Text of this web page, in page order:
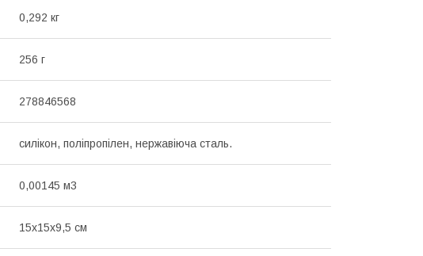
0,292 кг
256 г
278846568
силікон, поліпропілен, нержавіюча сталь.
0,00145 м3
15x15x9,5 см